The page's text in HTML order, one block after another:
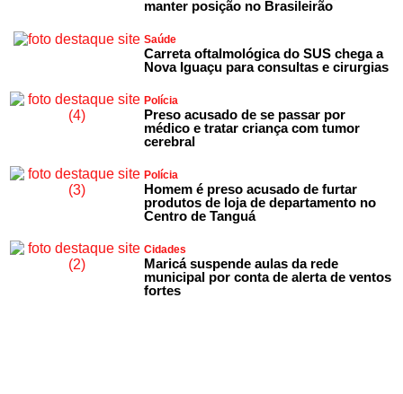
manter posição no Brasileirão
Saúde
Carreta oftalmológica do SUS chega a
Nova Iguaçu para consultas e cirurgias
Polícia
Preso acusado de se passar por
médico e tratar criança com tumor
cerebral
Polícia
Homem é preso acusado de furtar
produtos de loja de departamento no
Centro de Tanguá
Cidades
Maricá suspende aulas da rede
municipal por conta de alerta de ventos
fortes